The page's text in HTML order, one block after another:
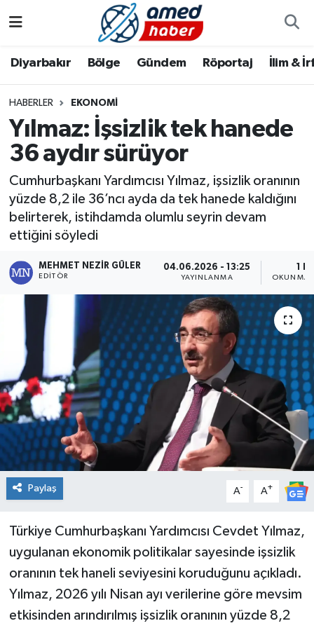
Diyarbakır Bölge Gündem Röportaj İlim &
HABERLER EKONOMI
Yılmaz: İşsizlik tek hanede
36 aydır sürüyor
Cumhurbaşkanı Yardımcısı Yılmaz, işsizlik oranının
yüzde 8,2 ile 36’ncı ayda da tek hanede kaldığını
belirterek, istihdamda olumlu seyrin devam
ettiğini söyledi
MEHMET NEZIR GÜLER
EDITÖR
04.06.2026 - 13:25
YAYINLANMA OKUNMA
Paylaş A- A+
Türkiye Cumhurbaşkanı Yardımcısı Cevdet Yılmaz,
uygulanan ekonomik politikalar sayesinde işsizlik
oranının tek haneli seviyesini koruduğunu açıkladı.
Yılmaz, 2026 yılı Nisan ayı verilerine göre mevsim
etkisinden arındırılmış işsizlik oranının yüzde 8,2
Bölge
Röportaj
Foto Galeri
Yazarlar
Aile
Asayiş
Bilim & Teknoloji
Bölge
Dünya
Eğitim
Ekonomi
Genel
Güncel
Gündem
İlim & İrfan
Kültür & Sanat
Sağlık
Sağlık & Yaşam
Diyarbakır Hava Durumu
Diyarbakır Namaz Vakitleri
Diyarbakır Trafik Yoğunluk Haritası
Süper Lig Puan Durumu ve Fikstür
Tüm Manşetler
Son Dakika Haberleri
Haber Arşivi